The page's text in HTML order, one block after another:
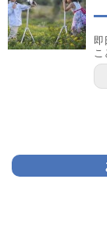
即